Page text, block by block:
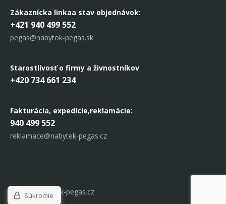
Zákaznícka linkaa stav objednávok:
+421 940 499 552
pegas@nabytok-pegas.sk
Starostlivosť o firmy a živnostníkov
+420 734 661 234
Fakturácia, expedície,reklamácie:
940 499 552
reklamace@nabytek-pegas.cz
© 2017 Nabytek-pegas.cz
Súkromie